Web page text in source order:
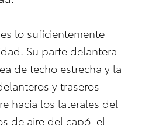
lo suficientemente
Su parte delantera
de techo estrecha y la
y traseros
hacia los laterales del
de aire del capó, el